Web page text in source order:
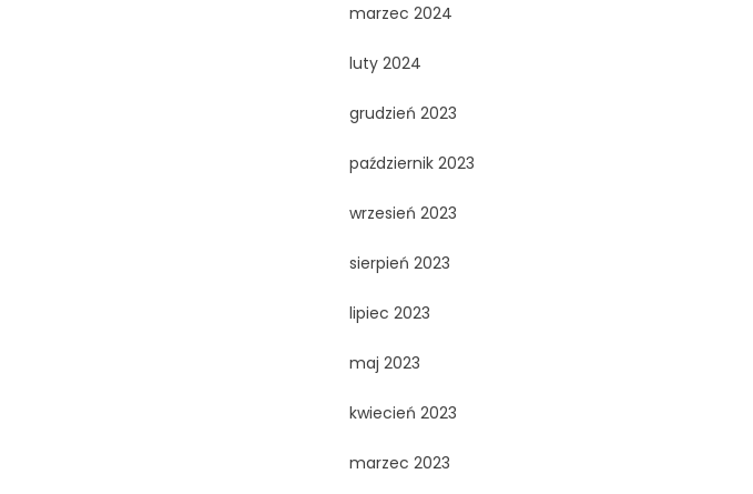
marzec 2024
luty 2024
grudzień 2023
październik 2023
wrzesień 2023
sierpień 2023
lipiec 2023
maj 2023
kwiecień 2023
marzec 2023